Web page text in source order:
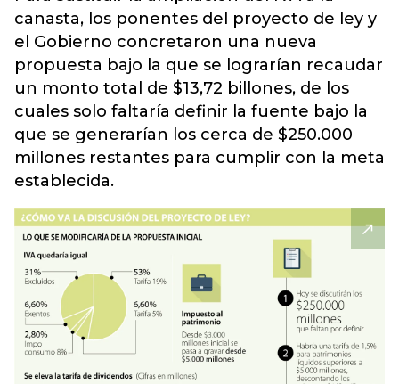
canasta, los ponentes del proyecto de ley y
el Gobierno concretaron una nueva
propuesta bajo la que se lograrían recaudar
un monto total de $13,72 billones, de los
cuales solo faltaría definir la fuente bajo la
que se generarían los cerca de $250.000
millones restantes para cumplir con la meta
establecida.